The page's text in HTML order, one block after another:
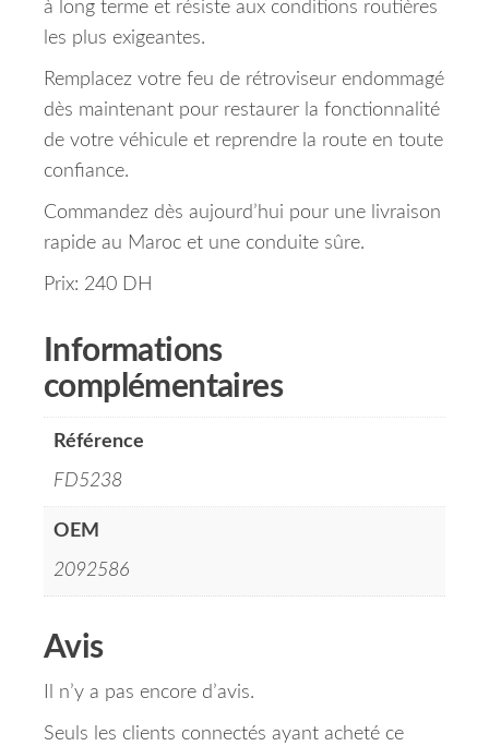
à long terme et résiste aux conditions routières
les plus exigeantes.
Remplacez votre feu de rétroviseur endommagé
dès maintenant pour restaurer la fonctionnalité
de votre véhicule et reprendre la route en toute
confiance.
Commandez dès aujourd’hui pour une livraison
rapide au Maroc et une conduite sûre.
Prix: 240 DH
Informations
complémentaires
Référence
FD5238
OEM
2092586
Avis
Il n’y a pas encore d’avis.
Seuls les clients connectés ayant acheté ce